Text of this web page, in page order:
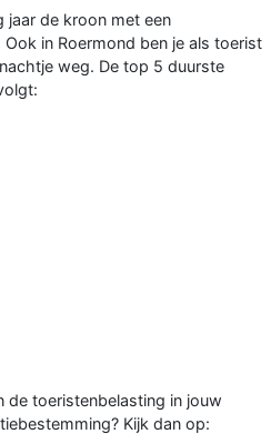
jaar de kroon met een
in Roermond ben je als toerist
weg. De top 5 duurste
de toeristenbelasting in jouw
Kijk dan op: